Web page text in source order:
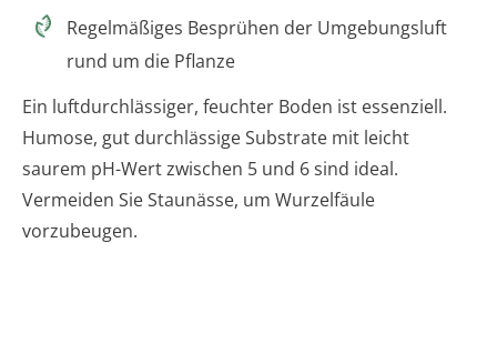
Regelmäßiges Besprühen der Umgebungsluft
rund um die Pflanze
Ein luftdurchlässiger, feuchter Boden ist essenziell.
Humose, gut durchlässige Substrate mit leicht
saurem pH-Wert zwischen 5 und 6 sind ideal.
Vermeiden Sie Staunässe, um Wurzelfäule
vorzubeugen.